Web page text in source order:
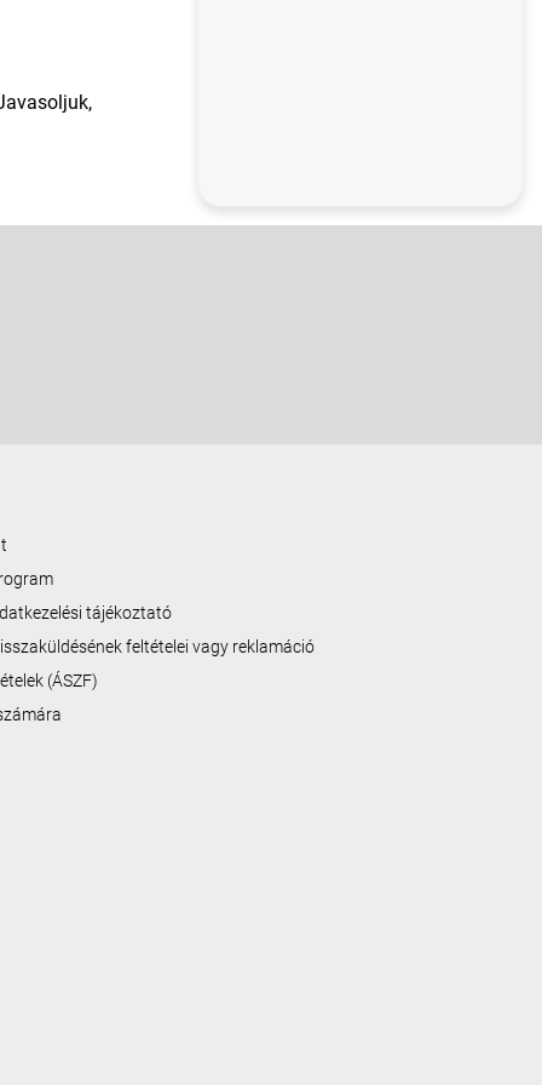
tájékoztató
feltételei vagy reklamáció
(ÁSZF)